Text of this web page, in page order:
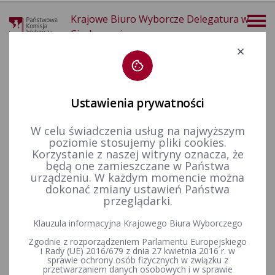
Krajowe Biuro Wyborcze Delegatura w
Ciechanowie
Sprawozdania finansowe Kadencja 2014-2018
Komunikat Komisarza Wyborczego w Ciechanowie z dnia 8
udostępniania do wglądu sprawozdań finansowych
komitetów wyborczych uczestniczących w wyborach
uzupełniających do Rady Gminy Gołymin-Ośrodek,
Ustawienia prywatności
W celu świadczenia usług na najwyższym
poziomie stosujemy pliki cookies.
Korzystanie z naszej witryny oznacza, że
będą one zamieszczane w Państwa
urządzeniu. W każdym momencie można
dokonać zmiany ustawień Państwa
przeglądarki.
Klauzula informacyjna Krajowego Biura Wyborczego
Zgodnie z rozporządzeniem Parlamentu Europejskiego
i Rady (UE) 2016/679 z dnia 27 kwietnia 2016 r. w
sprawie ochrony osób fizycznych w związku z
przetwarzaniem danych osobowych i w sprawie